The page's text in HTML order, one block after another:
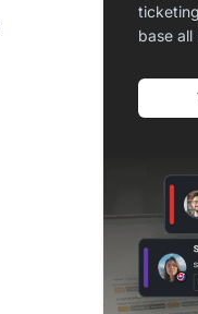
base all